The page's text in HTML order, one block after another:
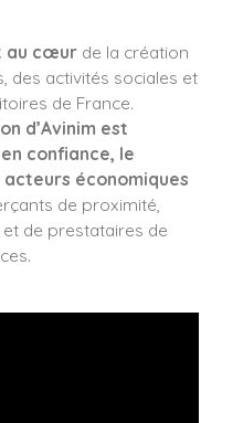
au cœur de la création
des activités sociales et
de France.
d’Avinim est
confiance, le
économiques
de proximité,
et de prestataires de